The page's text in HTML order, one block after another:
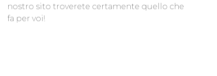
nostro sito troverete certamente quello che
fa per voi!